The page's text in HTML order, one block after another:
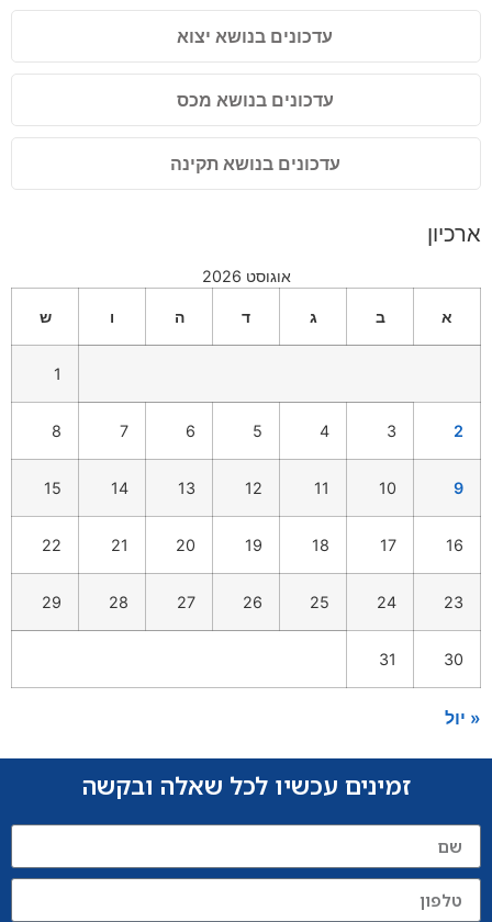
עדכונים בנושא יצוא
עדכונים בנושא מכס
עדכונים בנושא תקינה
ארכיון
אוגוסט 2026
א ב ג ד ה ו ש
1
2
3
4
5
6
7
8
9
10
11
12
13
14
15
16
17
18
19
20
21
22
23
24
25
26
27
28
29
30
31
« יול
זמינים עכשיו לכל שאלה ובקשה